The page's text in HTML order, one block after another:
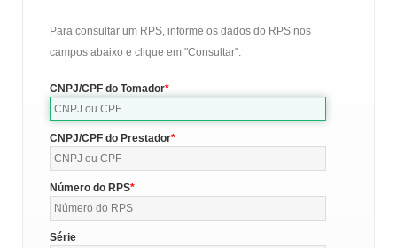
Para consultar um RPS, informe os dados do RPS nos
campos abaixo e clique em "Consultar".
CNPJ/CPF do Tomador
CNPJ/CPF do Prestador
Número do RPS
Série